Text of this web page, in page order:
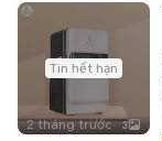
Tin hết hạn
2 tháng trước 3